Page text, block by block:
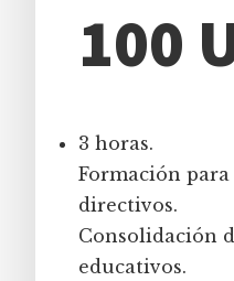
100
3 horas.
Formación
directivos.
Consolidación
educativos.